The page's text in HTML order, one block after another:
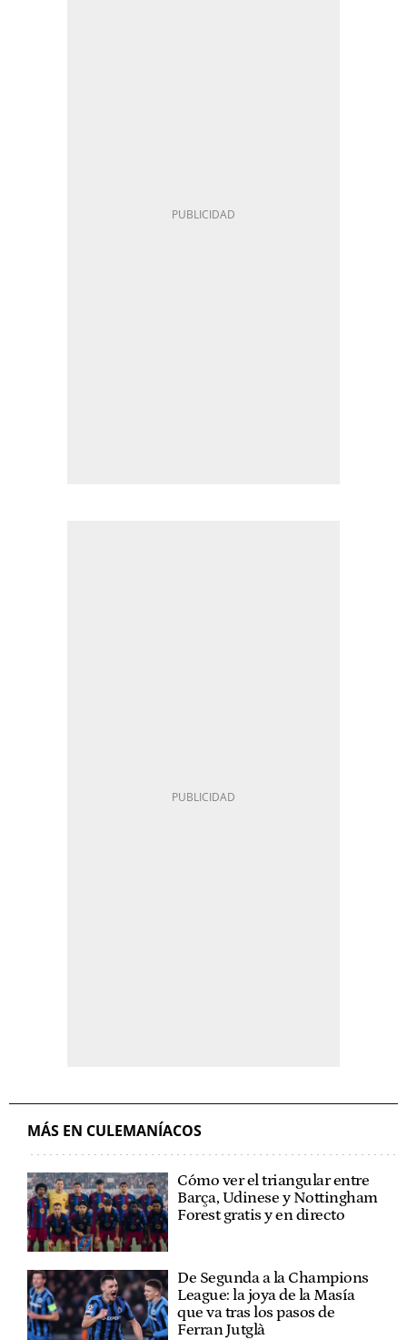
MÁS EN CULEMANÍACOS
Cómo ver el triangular entre
Barça, Udinese y Nottingham
Forest gratis y en directo
De Segunda a la Champions
League: la joya de la Masía
que va tras los pasos de
Ferran Jutglà